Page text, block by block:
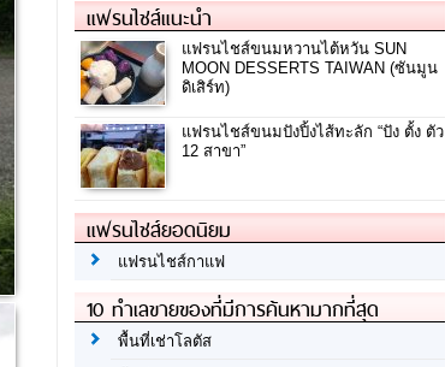
แฟรนไชส์แนะนำ
แฟรนไชส์ขนมหวานไต้หวัน SUN
MOON DESSERTS TAIWAN (ซันมูน
ดิเสิร์ท)
แฟรนไชส์ขนมปังปิ้งไส้ทะลัก “ปัง ตั้ง ตัว
12 สาขา”
แฟรนไชส์ยอดนิยม
แฟรนไชส์กาแฟ
10 ทำเลขายของที่มีการค้นหามากที่สุด
พื้นที่เช่าโลตัส